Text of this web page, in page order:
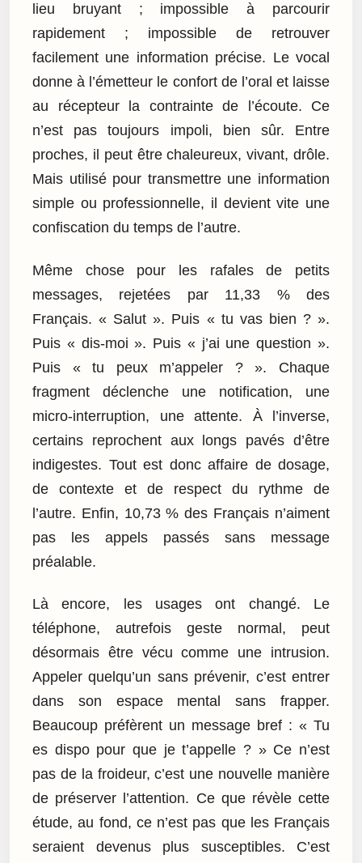
lieu bruyant ; impossible à parcourir
rapidement ; impossible de retrouver
facilement une information précise. Le vocal
donne à l’émetteur le confort de l’oral et laisse
au récepteur la contrainte de l’écoute. Ce
n’est pas toujours impoli, bien sûr. Entre
proches, il peut être chaleureux, vivant, drôle.
Mais utilisé pour transmettre une information
simple ou professionnelle, il devient vite une
confiscation du temps de l’autre.
Même chose pour les rafales de petits
messages, rejetées par 11,33 % des
Français. « Salut ». Puis « tu vas bien ? ».
Puis « dis-moi ». Puis « j’ai une question ».
Puis « tu peux m’appeler ? ». Chaque
fragment déclenche une notification, une
micro-interruption, une attente. À l’inverse,
certains reprochent aux longs pavés d’être
indigestes. Tout est donc affaire de dosage,
de contexte et de respect du rythme de
l’autre. Enfin, 10,73 % des Français n’aiment
pas les appels passés sans message
préalable.
Là encore, les usages ont changé. Le
téléphone, autrefois geste normal, peut
désormais être vécu comme une intrusion.
Appeler quelqu’un sans prévenir, c’est entrer
dans son espace mental sans frapper.
Beaucoup préfèrent un message bref : « Tu
es dispo pour que je t’appelle ? » Ce n’est
pas de la froideur, c’est une nouvelle manière
de préserver l’attention. Ce que révèle cette
étude, au fond, ce n’est pas que les Français
seraient devenus plus susceptibles. C’est